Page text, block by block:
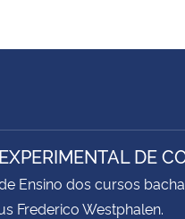
DE
Ensino dos cursos
Frederico Westphalen.